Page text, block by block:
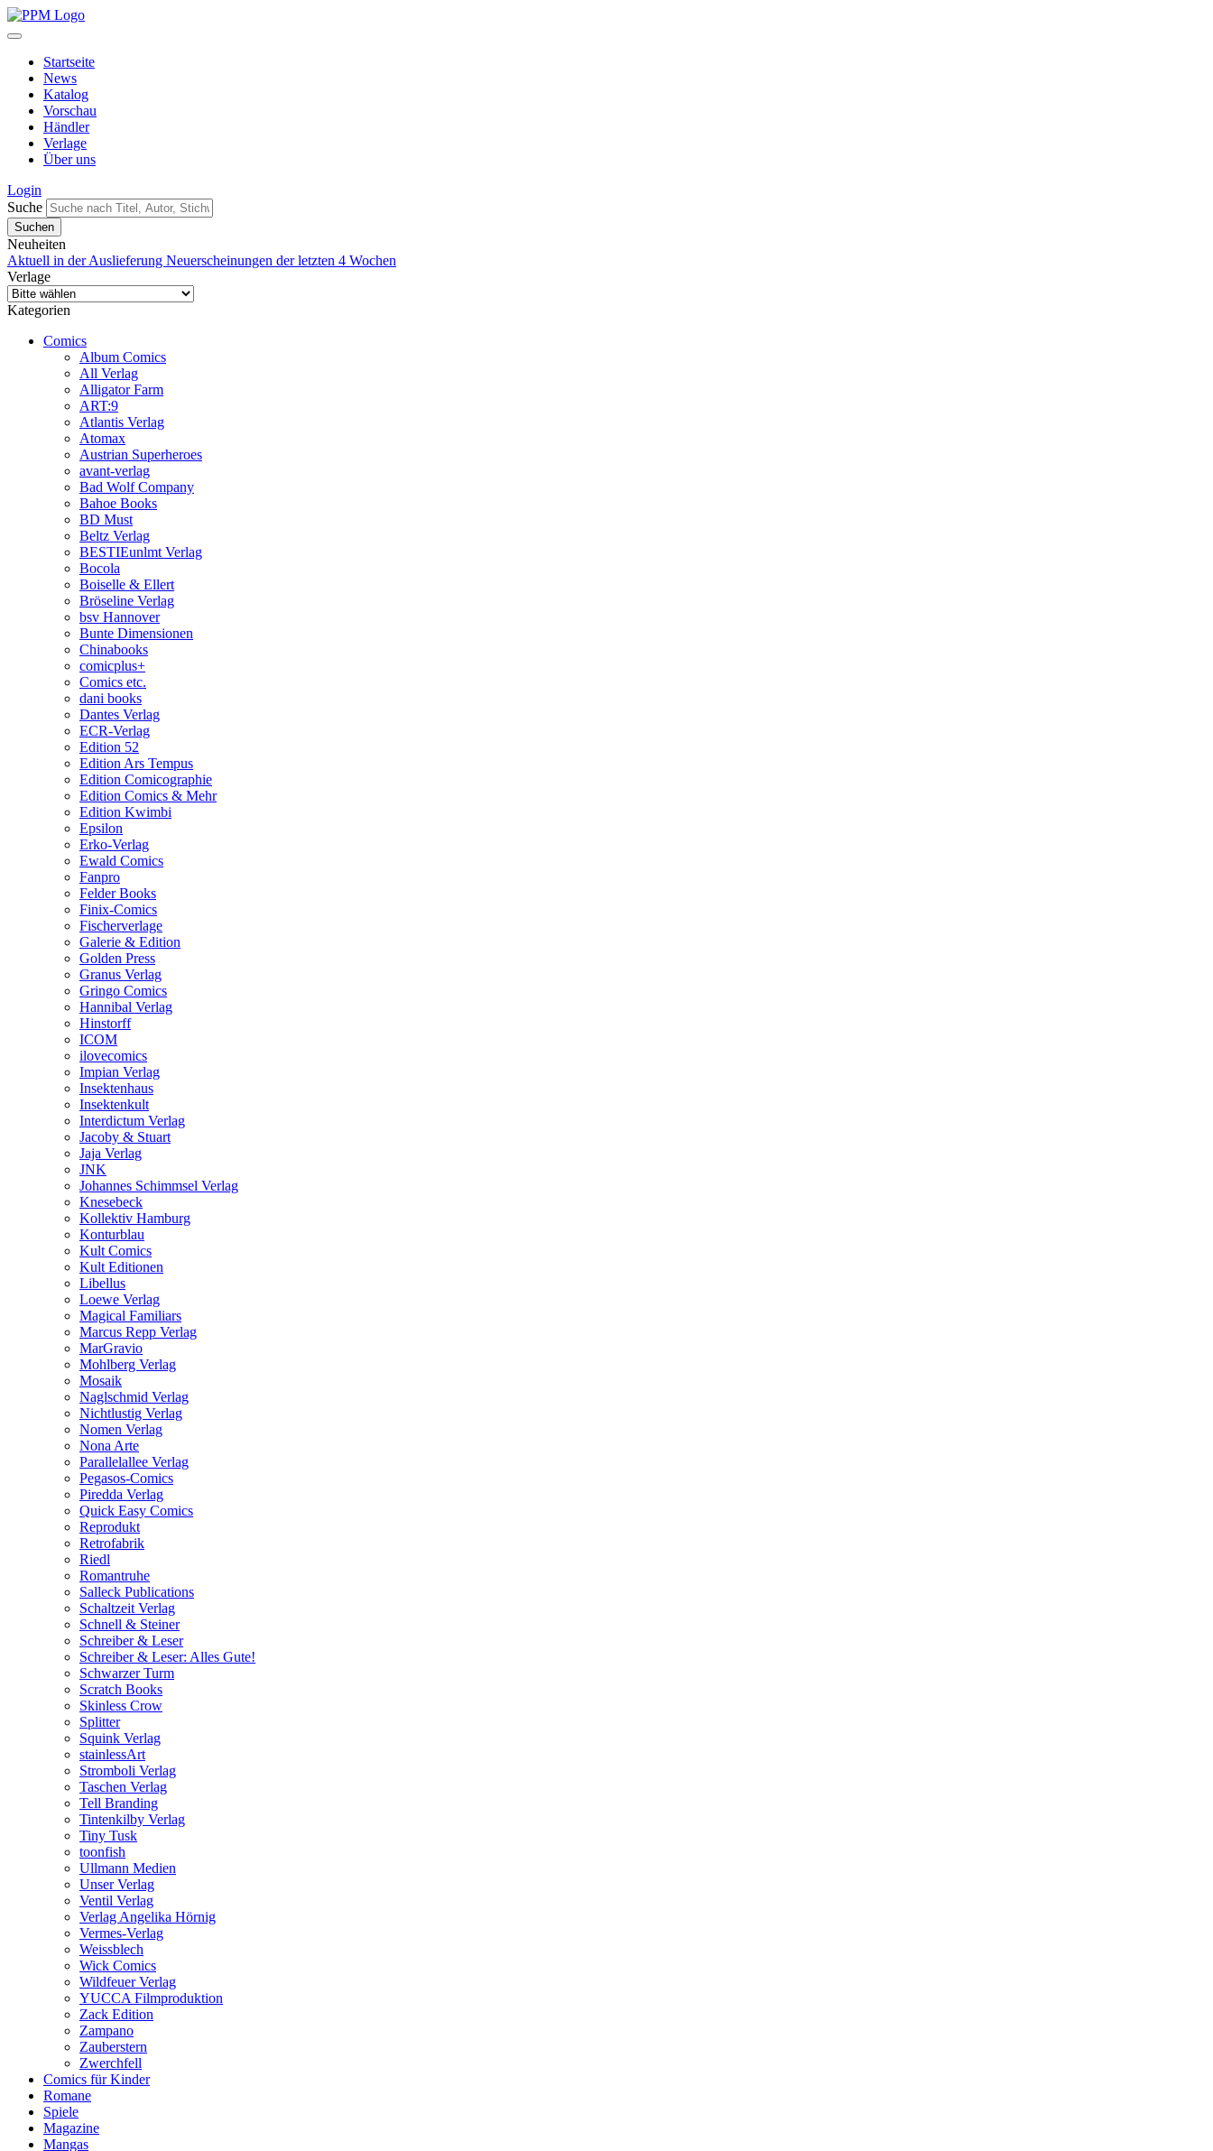
Startseite
News
Katalog
Vorschau
Händler
Verlage
Über uns
Login
Suche
Neuheiten
Aktuell in der Auslieferung Neuerscheinungen der letzten 4 Wochen
Verlage
Kategorien
Comics
Album Comics
All Verlag
Alligator Farm
ART:9
Atlantis Verlag
Atomax
Austrian Superheroes
avant-verlag
Bad Wolf Company
Bahoe Books
BD Must
Beltz Verlag
BESTIEunlmt Verlag
Bocola
Boiselle & Ellert
Bröseline Verlag
bsv Hannover
Bunte Dimensionen
Chinabooks
comicplus+
Comics etc.
dani books
Dantes Verlag
ECR-Verlag
Edition 52
Edition Ars Tempus
Edition Comicographie
Edition Comics & Mehr
Edition Kwimbi
Epsilon
Erko-Verlag
Ewald Comics
Fanpro
Felder Books
Finix-Comics
Fischerverlage
Galerie & Edition
Golden Press
Granus Verlag
Gringo Comics
Hannibal Verlag
Hinstorff
ICOM
ilovecomics
Impian Verlag
Insektenhaus
Insektenkult
Interdictum Verlag
Jacoby & Stuart
Jaja Verlag
JNK
Johannes Schimmsel Verlag
Knesebeck
Kollektiv Hamburg
Konturblau
Kult Comics
Kult Editionen
Libellus
Loewe Verlag
Magical Familiars
Marcus Repp Verlag
MarGravio
Mohlberg Verlag
Mosaik
Naglschmid Verlag
Nichtlustig Verlag
Nomen Verlag
Nona Arte
Parallelallee Verlag
Pegasos-Comics
Piredda Verlag
Quick Easy Comics
Reprodukt
Retrofabrik
Riedl
Romantruhe
Salleck Publications
Schaltzeit Verlag
Schnell & Steiner
Schreiber & Leser
Schreiber & Leser: Alles Gute!
Schwarzer Turm
Scratch Books
Skinless Crow
Splitter
Squink Verlag
stainlessArt
Stromboli Verlag
Taschen Verlag
Tell Branding
Tintenkilby Verlag
Tiny Tusk
toonfish
Ullmann Medien
Unser Verlag
Ventil Verlag
Verlag Angelika Hörnig
Vermes-Verlag
Weissblech
Wick Comics
Wildfeuer Verlag
YUCCA Filmproduktion
Zack Edition
Zampano
Zauberstern
Zwerchfell
Comics für Kinder
Romane
Spiele
Magazine
Mangas